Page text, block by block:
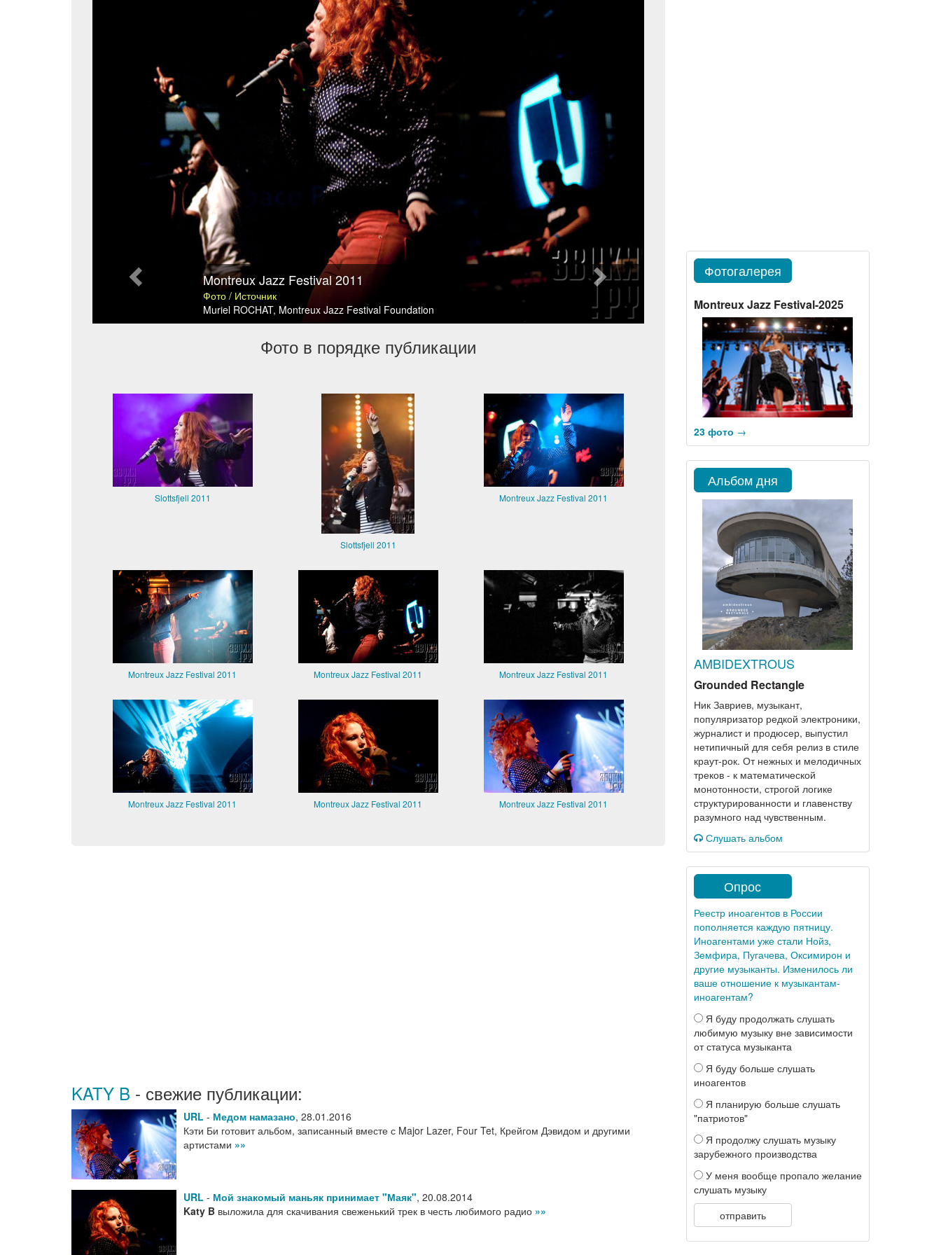
Montreux Jazz Festival 2011
Фото / Источник
Muriel ROCHAT, Montreux Jazz Festival Foundation
Фото в порядке публикации
Slottsfjell 2011
Slottsfjell 2011
Montreux Jazz Festival 2011
Montreux Jazz Festival 2011 Montreux Jazz Festival 2011 Montreux Jazz Festival 2011
Montreux Jazz Festival 2011 Montreux Jazz Festival 2011 Montreux Jazz Festival 2011
KATY B - свежие публикации:
URL - Медом намазано, 28.01.2016
Кэти Би готовит альбом, записанный вместе с Major Lazer, Four Tet, Крейгом Дэвидом и другими
артистами »»
URL - Мой знакомый маньяк принимает "Маяк", 20.08.2014
Katy B выложила для скачивания свеженький трек в честь любимого радио »»
Фотогалерея
Montreux Jazz Festival-2025
23 фото →
Альбом дня
AMBIDEXTROUS
Grounded Rectangle
Ник Завриев, музыкант,
популяризатор редкой электроники,
журналист и продюсер, выпустил
нетипичный для себя релиз в стиле
краут-рок. От нежных и мелодичных
треков - к математической
монотонности, строгой логике
структурированности и главенству
разумного над чувственным.
Слушать альбом
Опрос
Реестр иноагентов в России
пополняется каждую пятницу.
Иноагентами уже стали Нойз,
Земфира, Пугачева, Оксимирон и
другие музыканты. Изменилось ли
ваше отношение к музыкантам-
иноагентам?
Я буду продолжать слушать
любимую музыку вне зависимости
от статуса музыканта
Я буду больше слушать
иноагентов
Я планирую больше слушать
"патриотов"
Я продолжу слушать музыку
зарубежного производства
У меня вообще пропало желание
слушать музыку
отправить